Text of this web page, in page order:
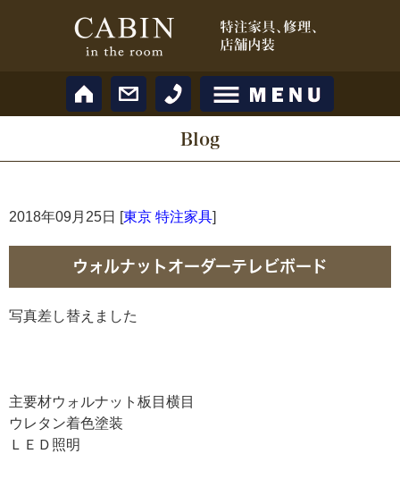
Blog
2018年09月25日 [東京 特注家具]
ウォルナットオーダーテレビボード
写真差し替えました
主要材ウォルナット板目横目
ウレタン着色塗装
ＬＥＤ照明